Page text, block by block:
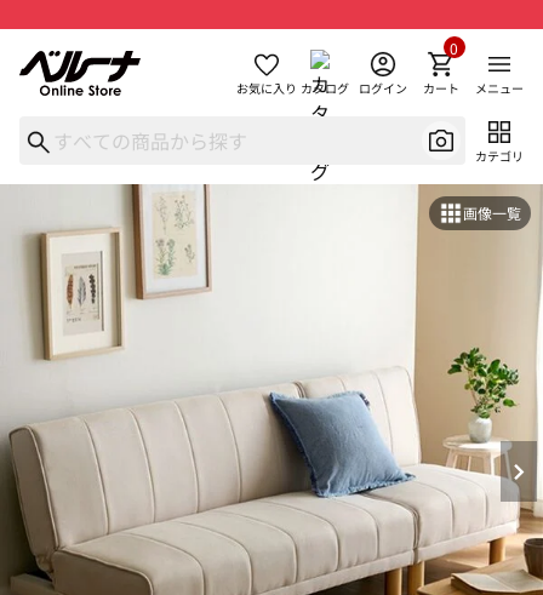
お気に入り カタログ ログイン カート
0
メニュー
カテゴリ
画像一覧